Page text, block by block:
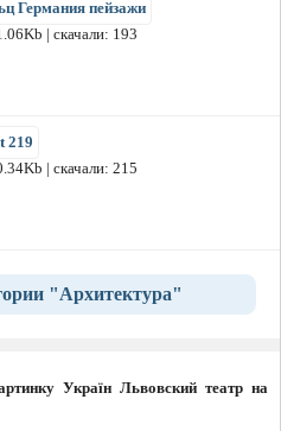
Германия пейзажи
| скачали: 193
219
| скачали: 215
"Архитектура"
Україн Львовский театр на